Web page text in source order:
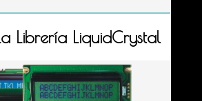
Librería LiquidCrystal